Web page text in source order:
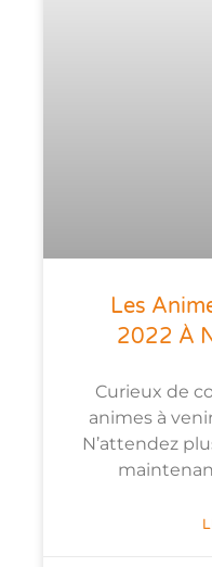
Les
2022 À
Curieux de
animes à
N’attendez